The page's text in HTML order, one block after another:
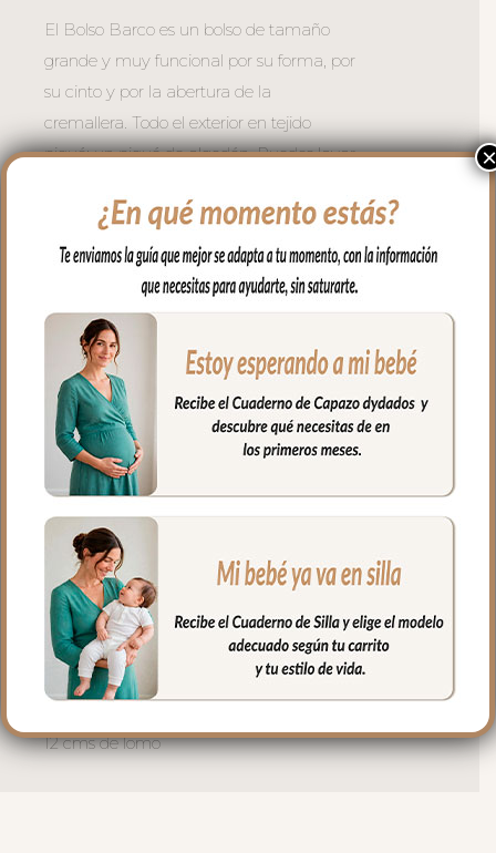
El Bolso Barco es un bolso de tamaño
grande y muy funcional por su forma, por
su cinto y por la abertura de la
cremallera. Todo el exterior en tejido
piqué; un piqué de algodón. Puedes lavar
jabones no abrasivos y secado al natural.
Recuerda quitar el culete rígido antes de
Cuenta con un bolsillo exterior en todo el
lateral, en piqué con bordados.
Se sujeta al carrito mediante broches de
presión en el asa. Esta asa es muy largo y
regulable para llevar al hombro.
La cremallera del bolso siempre a tono y
muy larga para tener un mejor acceso al
interior del bolso.
El interior siempre en tejido blanco e
impermeable con bolsillos en un lateral y
el culete rígido.
Medidas bolso:
36 cms Ancho
12 cms de lomo
×